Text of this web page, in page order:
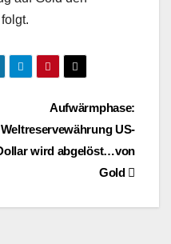
Aufwärmphase:
Weltreservewährung US-
wird abgelöst…von
Gold